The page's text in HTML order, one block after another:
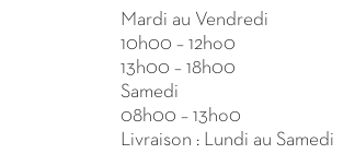
Mardi au Vendredi
10h00 – 12ho0
13h00 – 18h00
Samedi
08h00 – 13ho0
Livraison : Lundi au Samedi